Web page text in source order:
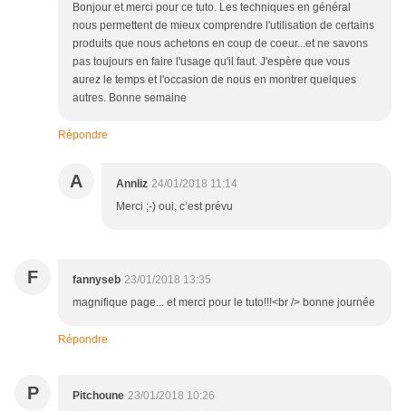
Bonjour et merci pour ce tuto. Les techniques en général
nous permettent de mieux comprendre l'utilisation de certains
produits que nous achetons en coup de coeur...et ne savons
pas toujours en faire l'usage qu'il faut. J'espère que vous
aurez le temps et l'occasion de nous en montrer quelques
autres. Bonne semaine
Répondre
A Annliz 24/01/2018 11:14
Merci ;-) oui, c’est prévu
F fannyseb 23/01/2018 13:35
magnifique page... et merci pour le tuto!!!<br /> bonne journée
Répondre
P Pitchoune 23/01/2018 10:26